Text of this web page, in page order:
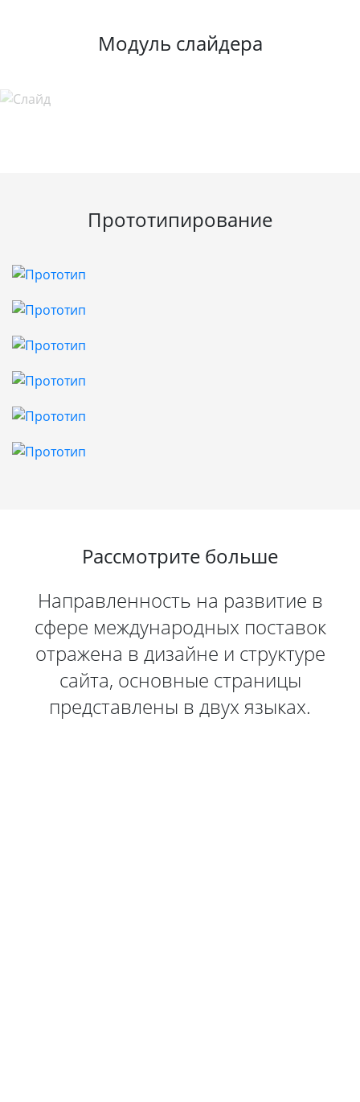
Модуль слайдера
Прототипирование
Рассмотрите больше
Направленность на развитие в
сфере международных поставок
отражена в дизайне и структуре
сайта, основные страницы
представлены в двух языках.